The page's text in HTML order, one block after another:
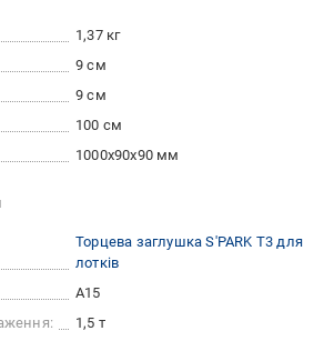
1,37 кг
9 см
9 см
100 см
1000x90x90 мм
Торцева заглушка S'PARK Т3 для
лотків
A15
1,5 т